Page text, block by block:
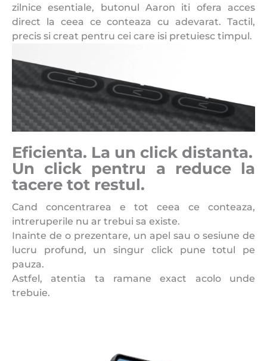
zilnice esentiale, butonul Aaron iti ofera acces
direct la ceea ce conteaza cu adevarat. Tactil,
precis si creat pentru cei care isi pretuiesc timpul.
Eficienta. La un click distanta.
Un click pentru a reduce la
tacere tot restul.
Cand concentrarea e tot ceea ce conteaza,
intreruperile nu ar trebui sa existe.
Inainte de o prezentare, un apel sau o sesiune de
lucru profund, un singur click pune totul pe
pauza.
Astfel, atentia ta ramane exact acolo unde
trebuie.